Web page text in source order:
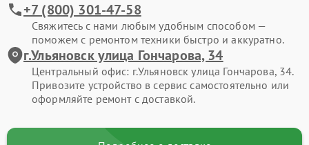
+7 (800) 301-47-58
Свяжитесь с нами любым удобным способом —
поможем с ремонтом техники быстро и аккуратно.
г.Ульяновск улица Гончарова, 34
Центральный офис: г.Ульяновск улица Гончарова, 34.
Привозите устройство в сервис самостоятельно или
оформляйте ремонт с доставкой.